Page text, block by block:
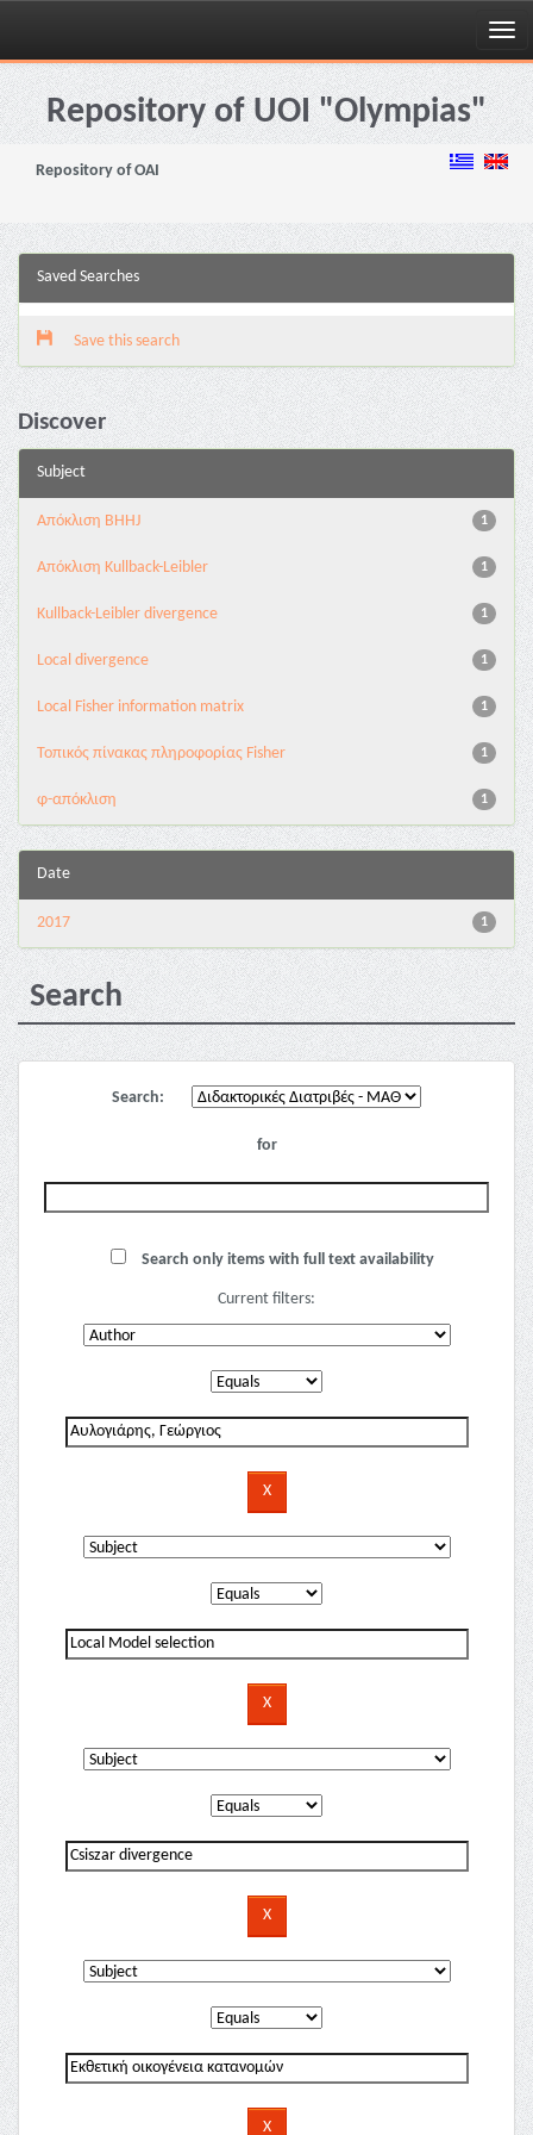
Skip
navigationRepository of UOI "Olympias"
Repository of OAI
Saved Searches
Save this search
Discover
Subject
1
Aπόκλιση BHHJ
1
Aπόκλιση Kullback-Leibler
1
Kullback-Leibler divergence
1
Local divergence
1
Local Fisher information matrix
1
Τοπικός πίνακας πληροφορίας Fisher
1
φ-απόκλιση
Date
1
2017
Search
Search:
for
Search only items with full text availability
Current filters: